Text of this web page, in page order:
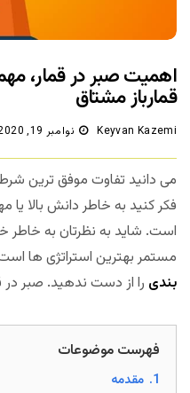
اهمیت صبر در قمار،
قمارباز مشتاق
Keyvan Kazemi نوامبر 19, 2020
می دانید تفاوت موفق ترین
فکر کنید به خاطر دانش بالا یا
است. شاید به نظرتان به خاطر
مستمر بهترین استراتژی ها
بندی را از دست ندهید. صبر در
فهرست موضوعات
1. مقدمه